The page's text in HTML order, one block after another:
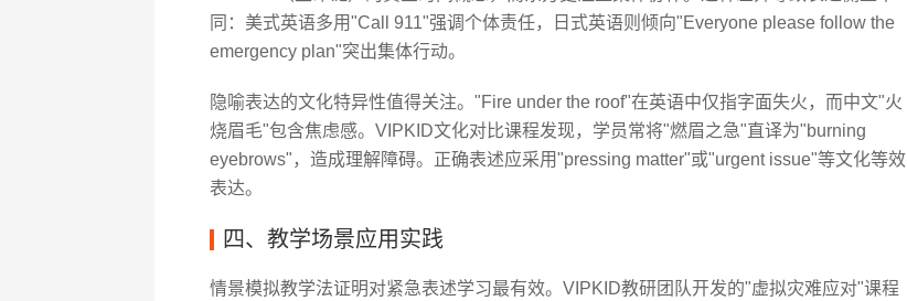
同：美式英语多用"Call 911"强调个体责任，日式英语则倾向"Everyone please follow the
emergency plan"突出集体行动。
隐喻表达的文化特异性值得关注。"Fire under the roof"在英语中仅指字面失火，而中文"火
烧眉毛"包含焦虑感。VIPKID文化对比课程发现，学员常将"燃眉之急"直译为"burning
eyebrows"，造成理解障碍。正确表述应采用"pressing matter"或"urgent issue"等文化等效
表达。
四、教学场景应用实践
情景模拟教学法证明对紧急表述学习最有效。VIPKID教研团队开发的"虚拟灾难应对"课程